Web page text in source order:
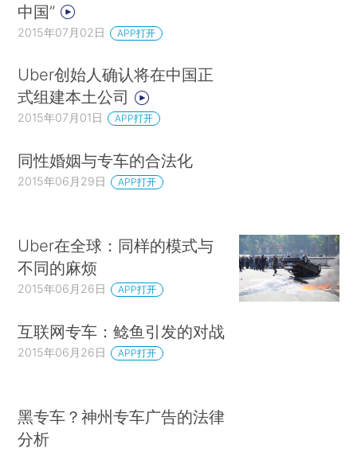
中国”
2015年07月02日 APP打开
Uber创始人确认将在中国正
式组建本土公司
2015年07月01日 APP打开
同性婚姻与专车的合法化
2015年06月29日 APP打开
Uber在全球：同样的模式与
不同的麻烦
2015年06月26日 APP打开
互联网专车：鲶鱼引发的对战
2015年06月26日 APP打开
黑专车？神州专车广告的法律
分析